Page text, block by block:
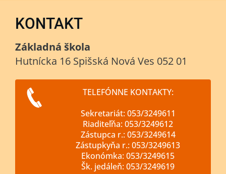
KONTAKT
Základná škola
Hutnícka 16 Spišská Nová Ves 052 01
TELEFÓNNE KONTAKTY:
Sekretariát: 053/3249611
Riaditeľňa: 053/3249612
Zástupca r.: 053/3249614
Zástupkyňa r.: 053/3249613
Ekonómka: 053/3249615
Šk. jedáleň: 053/3249619